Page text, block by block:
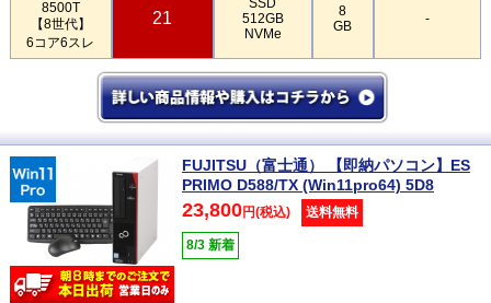
8500T
【8世代】
6コア6スレ
21
512GB
NVMe
8
GB
-
FUJITSU（富士通） 【即納パソコン】ES
PRIMO D588/TX (Win11pro64) 5D8
23,800円(税込) 送料無料
8/3 新着